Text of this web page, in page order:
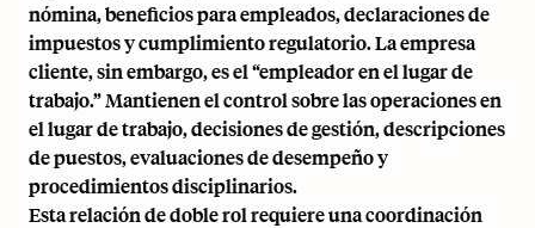
nómina,beneficios para empleados, declaraciones de
impuestos y cumplimiento regulatorio. La empresa
cliente, sin embargo, es el “empleador en el lugar de
trabajo.” Mantienen el control sobre las operaciones en
el lugar de trabajo, decisiones de gestión,descripciones
de puestos, evaluaciones de desempeño y
procedimientos disciplinarios.
Esta relación de doble rol requiere una coordinación